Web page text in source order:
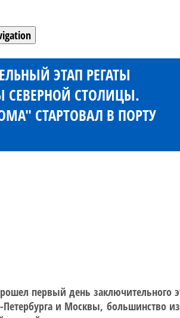
ЭТАП РЕГАТЫ
СТОЛИЦЫ.
СТАРТОВАЛ В ПОРТУ
первый день
Петербурга и Москвы, большинство